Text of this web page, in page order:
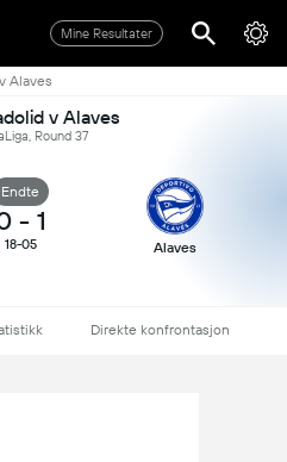
Mine Resultater
Alaves
v Alaves
Round 37
Endte
- 1
18-05 Alaves
Direkte konfrontasjon